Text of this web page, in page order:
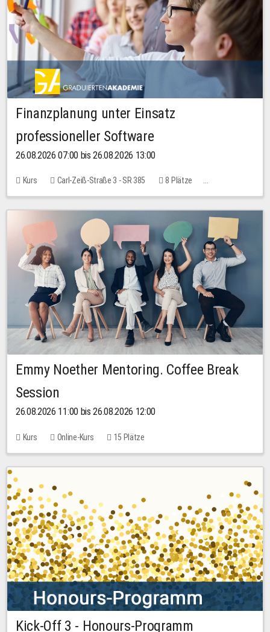
Finanzplanung unter Einsatz
professioneller Software
26.08.2026 07:00 bis 26.08.2026 13:00
Kurs Carl-Zeiß-Straße 3 - SR 385
8 Plätze
20,00 EUR
Emmy Noether Mentoring. Coffee Break
Session
26.08.2026 11:00 bis 26.08.2026 12:00
Kurs Online-Kurs 15 Plätze
Kick-Off 3 - Honours-Programm